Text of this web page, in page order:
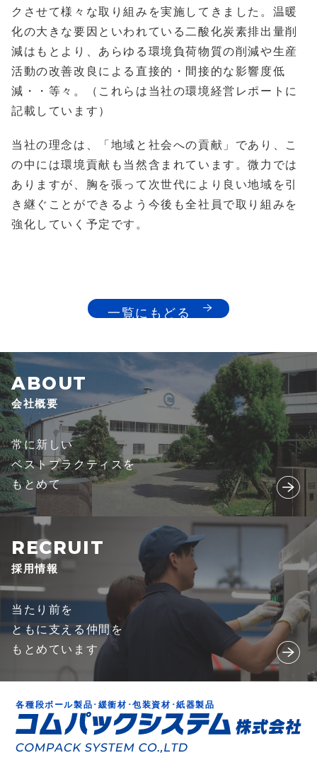
クさせて様々な取り組みを実施してきました。温暖
化の大きな要因といわれている二酸化炭素排出量削
減はもとより、あらゆる環境負荷物質の削減や生産
活動の改善改良による直接的・間接的な影響度低
減・・等々。（これらは当社の環境経営レポートに
記載しています）
当社の理念は、「地域と社会への貢献」であり、こ
の中には環境貢献も当然含まれています。微力では
ありますが、胸を張って次世代により良い地域を引
き継ぐことができるよう今後も全社員で取り組みを
強化していく予定です。
一覧にもどる
会社概要
常に新しい
ベストプラクティスを
もとめて
採用情報
当たり前を
ともに支える仲間を
もとめています
各種段ボール製品･緩衝材･包装資材･紙器製品